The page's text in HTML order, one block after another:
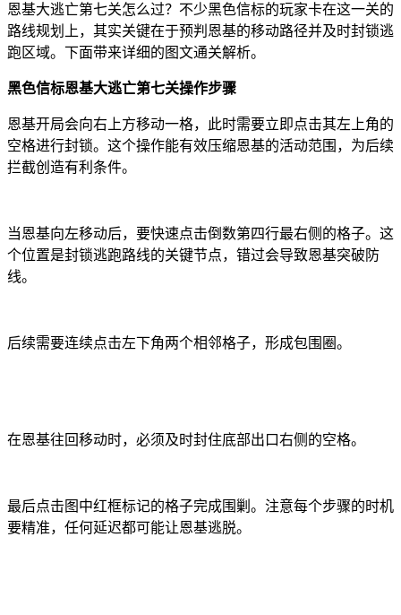
恩基大逃亡第七关怎么过？不少黑色信标的玩家卡在这一关的
路线规划上，其实关键在于预判恩基的移动路径并及时封锁逃
跑区域。下面带来详细的图文通关解析。
黑色信标恩基大逃亡第七关操作步骤
恩基开局会向右上方移动一格，此时需要立即点击其左上角的
空格进行封锁。这个操作能有效压缩恩基的活动范围，为后续
拦截创造有利条件。
当恩基向左移动后，要快速点击倒数第四行最右侧的格子。这
个位置是封锁逃跑路线的关键节点，错过会导致恩基突破防
线。
后续需要连续点击左下角两个相邻格子，形成包围圈。
在恩基往回移动时，必须及时封住底部出口右侧的空格。
最后点击图中红框标记的格子完成围剿。注意每个步骤的时机
要精准，任何延迟都可能让恩基逃脱。